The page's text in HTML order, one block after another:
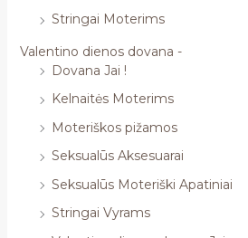
Stringai Moterims
Valentino dienos dovana -
Dovana Jai !
Kelnaitės Moterims
Moteriškos pižamos
Seksualūs Aksesuarai
Seksualūs Moteriški Apatiniai
Stringai Vyrams